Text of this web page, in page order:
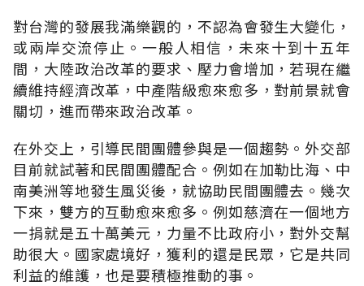
對台灣的發展我滿樂觀的，不認為會發生大變化，
或兩岸交流停止。一般人相信，未來十到十五年
間，大陸政治改革的要求、壓力會增加，若現在繼
續維持經濟改革，中產階級愈來愈多，對前景就會
關切，進而帶來政治改革。
在外交上，引導民間團體參與是一個趨勢。外交部
目前就試著和民間團體配合。例如在加勒比海、中
南美洲等地發生風災後，就協助民間團體去。幾次
下來，雙方的互動愈來愈多。例如慈濟在一個地方
一捐就是五十萬美元，力量不比政府小，對外交幫
助很大。國家處境好，獲利的還是民眾，它是共同
利益的維護，也是要積極推動的事。